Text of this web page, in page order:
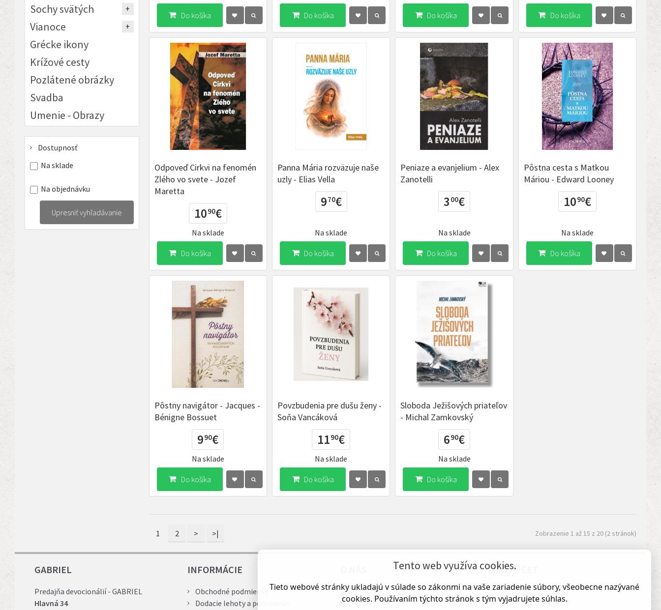
Do košíka Do košíka Do košíka Do košíka
Odpoveď Cirkvi na fenomén
Zlého vo svete - Jozef
Maretta
1090€
Do košíka
Na sklade
Panna Mária rozväzuje naše
uzly - Elias Vella
970€
Do košíka
Na sklade
Peniaze a evanjelium - Alex
Zanotelli
3 00€
Do košíka
Na sklade
Pôstna cesta s Matkou
Máriou - Edward Looney
1090€
Do košíka
Na sklade
Pôstny navigátor - Jacques -
Bénigne Bossuet
990€
Do košíka
Na sklade
Povzbudenia pre dušu ženy -
Soňa Vancáková
1190€
Do košíka
Na sklade
Sloboda Ježišových priateľov
- Michal Zamkovský
690€
Do košíka
Na sklade
1 2 > >| Zobrazenie 1 až 15 z 20 (2 stránok)
Sochy svätých
Vianoce
Grécke ikony
Krížové cesty
Pozlátené obrázky
Svadba
Umenie - Obrazy
Dostupnosť
Na sklade
Na objednávku
Upresniť vyhľadávanie
GABRIEL
Predajňa devocionálií - GABRIEL
Hlavná 34
INFORMÁCIE
Obchodné podmienky
Dodacie lehoty a podmienky
Kontakty
O nás
MÔJ ÚČET
Môj účet
História objednávok
Tento web využíva cookies.
Tieto webové stránky ukladajú v súlade so zákonmi na vaše zariadenie súbory, všeobecne nazývané
cookies. Používaním týchto stránok s tým vyjadrujete súhlas.